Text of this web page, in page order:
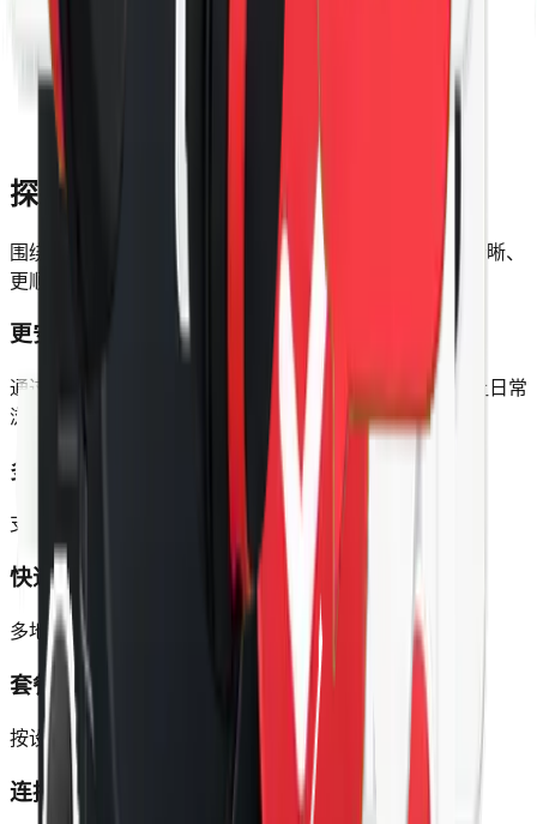
3
连接 VPN
登录账号，选择节点后即可开始安全连接。
探索 CrowVPN 应用程序的主要优势
围绕连接、设备、节点和支持体验，CrowVPN 提供更清晰、
更顺手的日常使用方式。
更安心的隐私保护
通过加密连接减少公共网络和跨境访问中的暴露风险，让日常
浏览更安心。
多设备轻松使用
支持电脑、手机和平板安装，常用设备都能快速接入。
快速选择合适节点
多地区节点可按需求切换，帮助您更快找到合适线路。
套餐更灵活
按设备数与流量选择方案，不必为用不到的能力多付费。
连接状态更清晰